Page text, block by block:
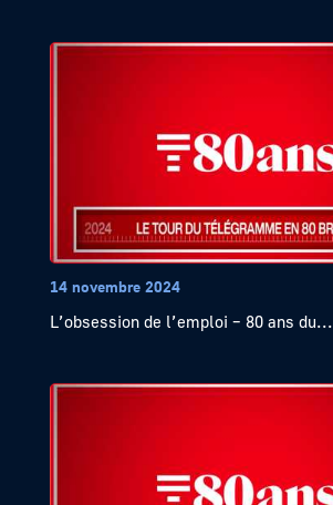
14 novembre 2024
L’obsession de l’emploi – 80 ans du...